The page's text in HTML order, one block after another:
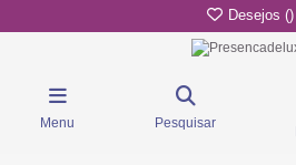
Desejos ()
Menu Pesquisar